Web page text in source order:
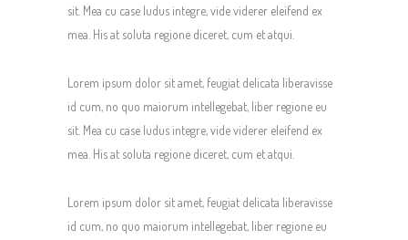
sit. Mea cu case ludus integre, vide viderer eleifend ex
mea. His at soluta regione diceret, cum et atqui.
Lorem ipsum dolor sit amet, feugiat delicata liberavisse
id cum, no quo maiorum intellegebat, liber regione eu
sit. Mea cu case ludus integre, vide viderer eleifend ex
mea. His at soluta regione diceret, cum et atqui.
Lorem ipsum dolor sit amet, feugiat delicata liberavisse
id cum, no quo maiorum intellegebat, liber regione eu